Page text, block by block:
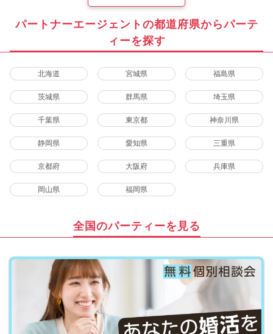
パートナーエージェントの都道府県からパーテ
ィーを探す
北海道 宮城県 福島県
茨城県 群馬県 埼玉県
千葉県 東京都 神奈川県
静岡県 愛知県 三重県
京都府 大阪府 兵庫県
岡山県 福岡県
全国のパーティーを見る